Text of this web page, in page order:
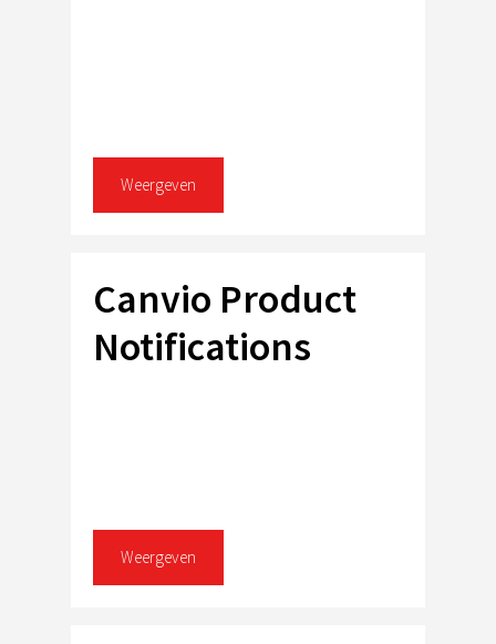
Weergeven
Canvio Product
Notifications
Weergeven